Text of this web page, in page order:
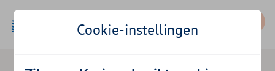
Cookie-instellingen